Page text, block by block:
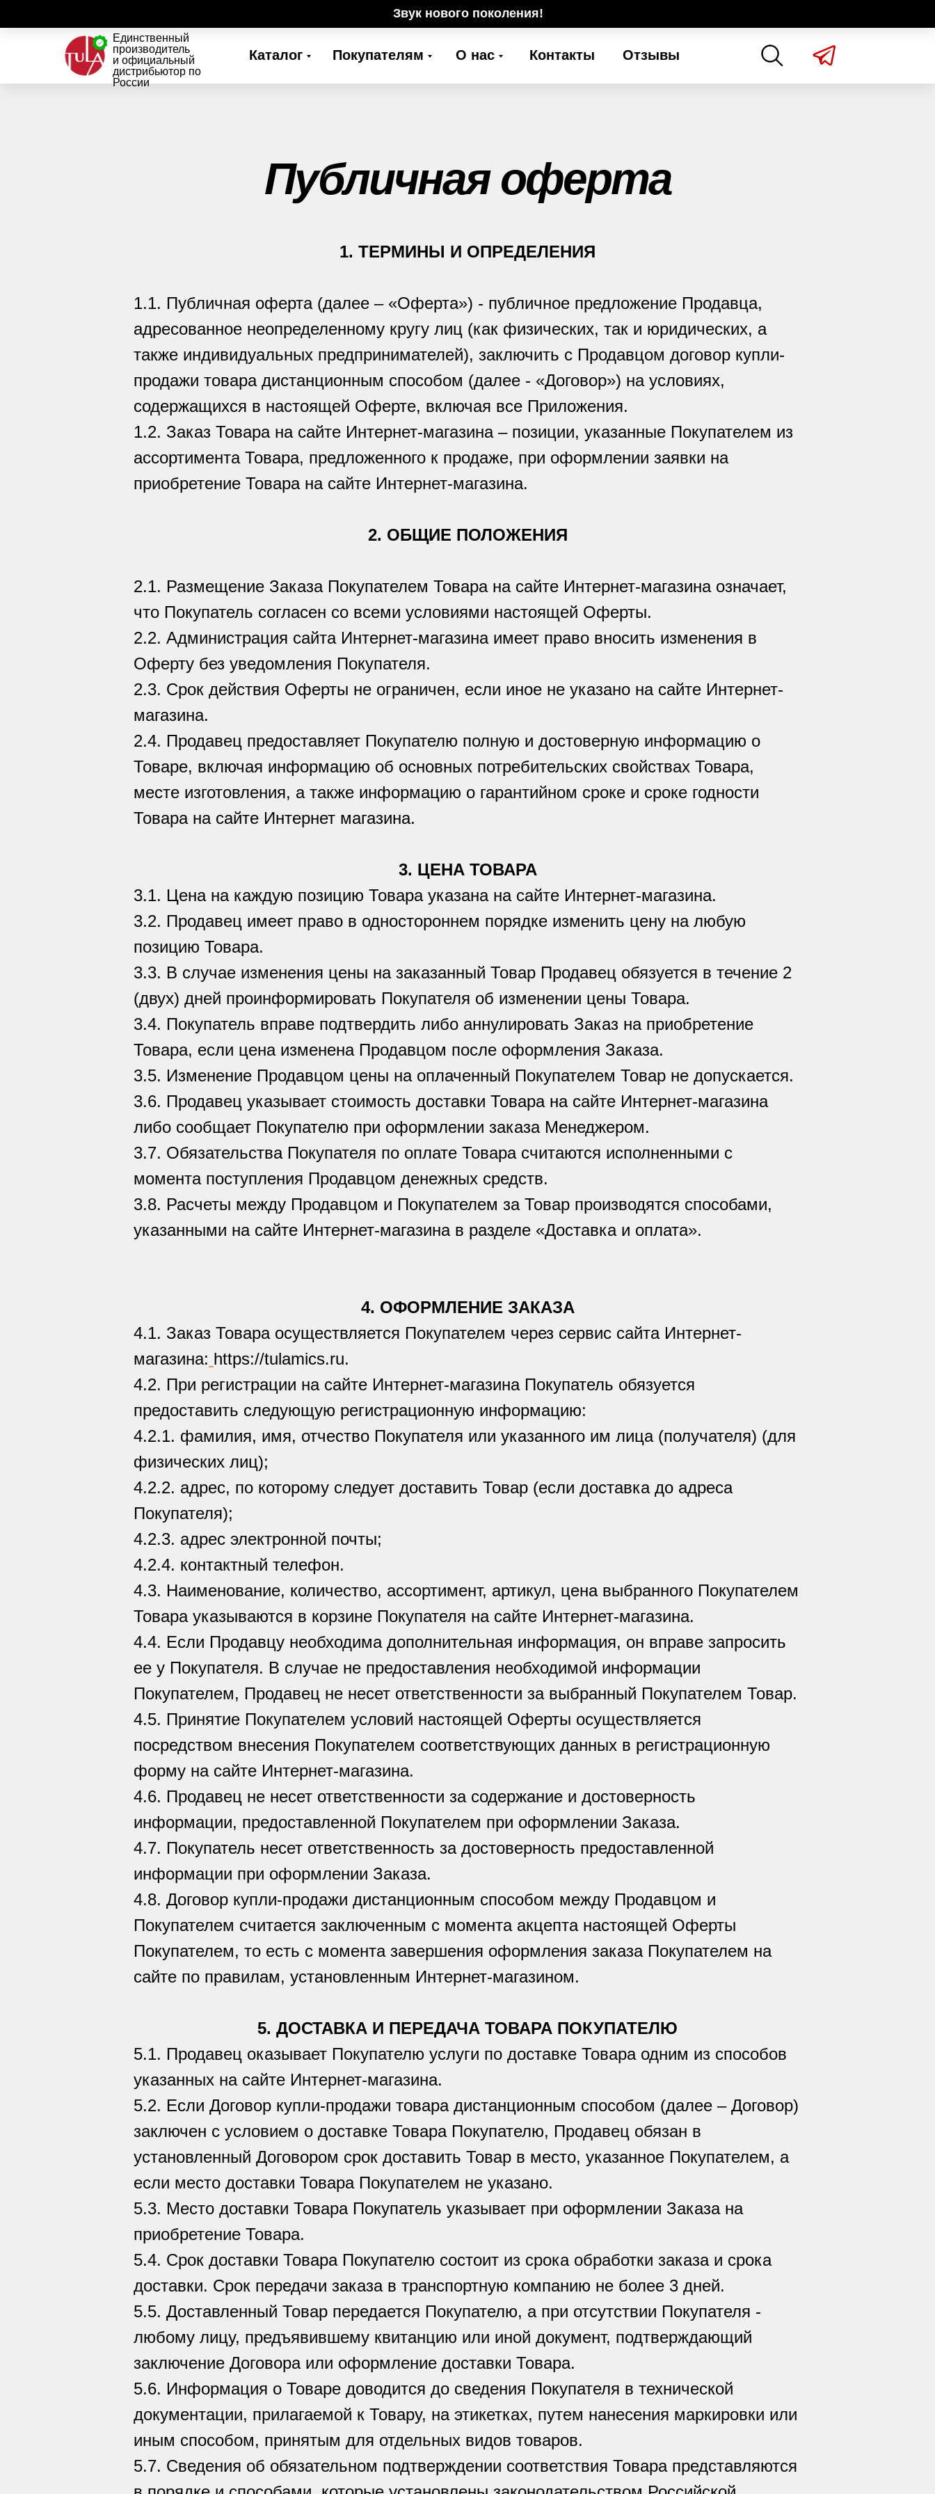
Звук нового поколения!
Каталог Покупателям О нас Контакты Отзывы
Единственный
производитель
и официальный
дистрибьютор по
России
Публичная оферта
1. ТЕРМИНЫ И ОПРЕДЕЛЕНИЯ
1.1. Публичная оферта (далее – «Оферта») - публичное предложение Продавца,
адресованное неопределенному кругу лиц (как физических, так и юридических, а
также индивидуальных предпринимателей), заключить с Продавцом договор купли-
продажи товара дистанционным способом (далее - «Договор») на условиях,
содержащихся в настоящей Оферте, включая все Приложения.
1.2. Заказ Товара на сайте Интернет-магазина – позиции, указанные Покупателем из
ассортимента Товара, предложенного к продаже, при оформлении заявки на
приобретение Товара на сайте Интернет-магазина.
2. ОБЩИЕ ПОЛОЖЕНИЯ
2.1. Размещение Заказа Покупателем Товара на сайте Интернет-магазина означает,
что Покупатель согласен со всеми условиями настоящей Оферты.
2.2. Администрация сайта Интернет-магазина имеет право вносить изменения в
Оферту без уведомления Покупателя.
2.3. Срок действия Оферты не ограничен, если иное не указано на сайте Интернет-
магазина.
2.4. Продавец предоставляет Покупателю полную и достоверную информацию о
Товаре, включая информацию об основных потребительских свойствах Товара,
месте изготовления, а также информацию о гарантийном сроке и сроке годности
Товара на сайте Интернет магазина.
3. ЦЕНА ТОВАРА
3.1. Цена на каждую позицию Товара указана на сайте Интернет-магазина.
3.2. Продавец имеет право в одностороннем порядке изменить цену на любую
позицию Товара.
3.3. В случае изменения цены на заказанный Товар Продавец обязуется в течение 2
(двух) дней проинформировать Покупателя об изменении цены Товара.
3.4. Покупатель вправе подтвердить либо аннулировать Заказ на приобретение
Товара, если цена изменена Продавцом после оформления Заказа.
3.5. Изменение Продавцом цены на оплаченный Покупателем Товар не допускается.
3.6. Продавец указывает стоимость доставки Товара на сайте Интернет-магазина
либо сообщает Покупателю при оформлении заказа Менеджером.
3.7. Обязательства Покупателя по оплате Товара считаются исполненными с
момента поступления Продавцом денежных средств.
3.8. Расчеты между Продавцом и Покупателем за Товар производятся способами,
указанными на сайте Интернет-магазина в разделе «Доставка и оплата».
4. ОФОРМЛЕНИЕ ЗАКАЗА
4.1. Заказ Товара осуществляется Покупателем через сервис сайта Интернет-
магазина: https://tulamics.ru.
4.2. При регистрации на сайте Интернет-магазина Покупатель обязуется
предоставить следующую регистрационную информацию:
4.2.1. фамилия, имя, отчество Покупателя или указанного им лица (получателя) (для
физических лиц);
4.2.2. адрес, по которому следует доставить Товар (если доставка до адреса
Покупателя);
4.2.3. адрес электронной почты;
4.2.4. контактный телефон.
4.3. Наименование, количество, ассортимент, артикул, цена выбранного Покупателем
Товара указываются в корзине Покупателя на сайте Интернет-магазина.
4.4. Если Продавцу необходима дополнительная информация, он вправе запросить
ее у Покупателя. В случае не предоставления необходимой информации
Покупателем, Продавец не несет ответственности за выбранный Покупателем Товар.
4.5. Принятие Покупателем условий настоящей Оферты осуществляется
посредством внесения Покупателем соответствующих данных в регистрационную
форму на сайте Интернет-магазина.
4.6. Продавец не несет ответственности за содержание и достоверность
информации, предоставленной Покупателем при оформлении Заказа.
4.7. Покупатель несет ответственность за достоверность предоставленной
информации при оформлении Заказа.
4.8. Договор купли-продажи дистанционным способом между Продавцом и
Покупателем считается заключенным с момента акцепта настоящей Оферты
Покупателем, то есть с момента завершения оформления заказа Покупателем на
сайте по правилам, установленным Интернет-магазином.
5. ДОСТАВКА И ПЕРЕДАЧА ТОВАРА ПОКУПАТЕЛЮ
5.1. Продавец оказывает Покупателю услуги по доставке Товара одним из способов
указанных на сайте Интернет-магазина.
5.2. Если Договор купли-продажи товара дистанционным способом (далее – Договор)
заключен с условием о доставке Товара Покупателю, Продавец обязан в
установленный Договором срок доставить Товар в место, указанное Покупателем, а
если место доставки Товара Покупателем не указано.
5.3. Место доставки Товара Покупатель указывает при оформлении Заказа на
приобретение Товара.
5.4. Срок доставки Товара Покупателю состоит из срока обработки заказа и срока
доставки. Срок передачи заказа в транспортную компанию не более 3 дней.
5.5. Доставленный Товар передается Покупателю, а при отсутствии Покупателя -
любому лицу, предъявившему квитанцию или иной документ, подтверждающий
заключение Договора или оформление доставки Товара.
5.6. Информация о Товаре доводится до сведения Покупателя в технической
документации, прилагаемой к Товару, на этикетках, путем нанесения маркировки или
иным способом, принятым для отдельных видов товаров.
5.7. Сведения об обязательном подтверждении соответствия Товара представляются